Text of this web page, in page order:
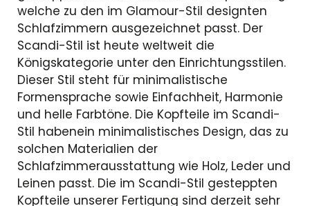
welche zu den im Glamour-Stil designten
Schlafzimmern ausgezeichnet passt. Der
Scandi-Stil ist heute weltweit die
Königskategorie unter den Einrichtungsstilen.
Dieser Stil steht für minimalistische
Formensprache sowie Einfachheit, Harmonie
und helle Farbtöne. Die Kopfteile im Scandi-
Stil habenein minimalistisches Design, das zu
solchen Materialien der
Schlafzimmerausstattung wie Holz, Leder und
Leinen passt. Die im Scandi-Stil gesteppten
Kopfteile unserer Fertigung sind derzeit sehr